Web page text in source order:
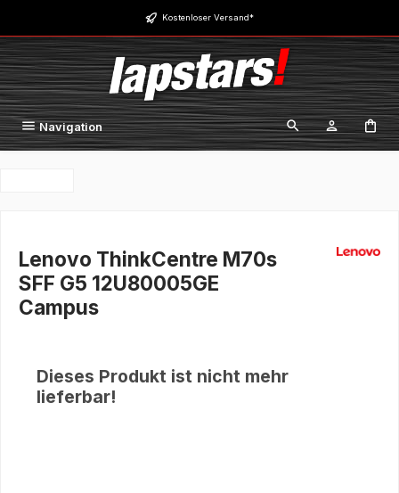
Zum Hauptinhalt springen Kostenloser Versand*
Navigation
Lenovo ThinkCentre M70s
SFF G5 12U80005GE
Campus
Dieses Produkt ist nicht mehr
lieferbar!